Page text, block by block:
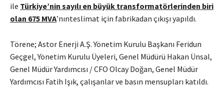
ile Türkiye’nin sayılı en büyük transformatörlerinden biri
olan 675 MVA’nınteslimat için fabrikadan çıkışı yapıldı.
Törene; Astor Enerji A.Ş. Yönetim Kurulu Başkanı Feridun
Geçgel, Yönetim Kurulu Üyeleri, Genel Müdürü Hakan Ünsal,
Genel Müdür Yardımcısı / CFO Olcay Doğan, Genel Müdür
Yardımcısı Fatih Işık, çalışanlar ve basın mensupları katıldı.